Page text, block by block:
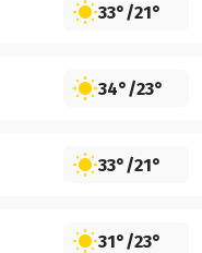
33°/21°
34°/23°
33°/21°
31°/23°